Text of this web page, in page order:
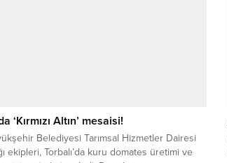
‘Kırmızı Altın’ mesaisi!
Belediyesi Tarımsal Hizmetler Dairesi
ekipleri, Torbalı’da kuru domates üretimi ve